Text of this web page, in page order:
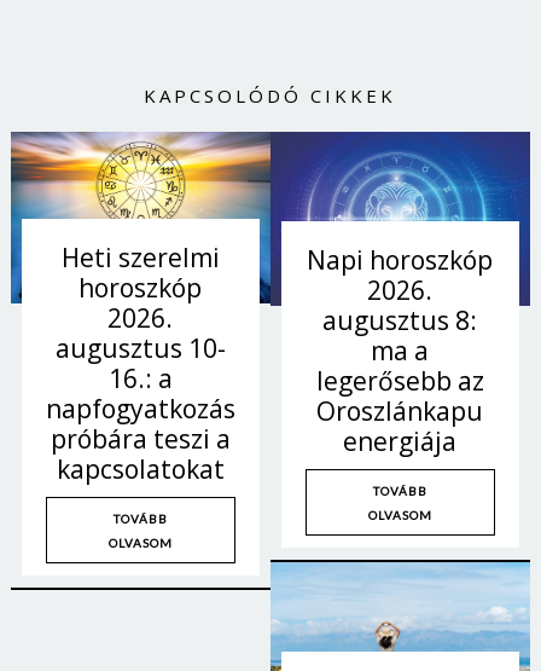
KAPCSOLÓDÓ CIKKEK
Heti szerelmi
horoszkóp
2026.
augusztus 10-
16.: a
napfogyatkozás
próbára teszi a
kapcsolatokat
TOVÁBB
OLVASOM
Napi horoszkóp
2026.
augusztus 8:
ma a
legerősebb az
Oroszlánkapu
energiája
TOVÁBB
OLVASOM